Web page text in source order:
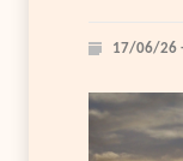
17/06/26